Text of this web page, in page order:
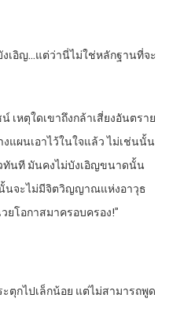
เอิญ…แต่ว่านี่ไม่ใช่หลักฐานที่จะ
เหตุใดเขาถึงกล้าเสี่ยงอันตราย
แผนเอาไว้ในใจแล้ว ไม่เช่นนั้น
ทันที มันคงไม่บังเอิญขนาดนั้น
นจะไม่มีจิตวิญญาณแห่งอาวุธ
โอกาสมาครอบครอง!”
ตุกไปเล็กน้อย แต่ไม่สามารถพูด